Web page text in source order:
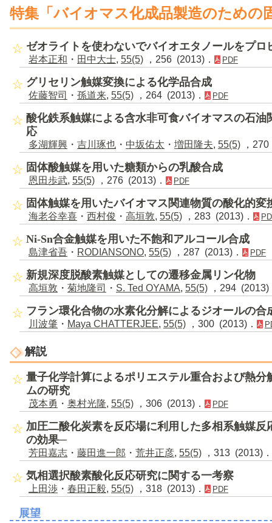
特集「バイオマス化成品製造のための
ゼオライトを使わないでバイオエタノールをプロ
岩本正和 ・ 田中大士, 55(5) ，256 (2013)． PDF
グリセリン触媒変換による化学品合成
佐藤智司 ・ 孫道来, 55(5) ，264 (2013)． PDF
酸化鉄系触媒による含水非可食バイオマスの石油
応
多湖輝興 ・ 吉川琢也 ・ 中坂佑太 ・ 増田隆夫, 55(5) ，
固体酸触媒を用いた糖類からの乳酸合成
恩田歩武, 55(5) ，276 (2013)． PDF
固体触媒を用いたバイオマス関連物質の酸化的変
海老谷幸喜 ・ 西村俊 ・ 高垣敦, 55(5) ，283 (2013)．
Ni-Sn合金触媒を用いた不飽和アルコール合成
島津省吾 ・ RODIANSONO, 55(5) ，287 (2013)． PDF
新規深度脱酸素触媒としての遷移金属リン化物
高垣敦 ・ 菊地隆司 ・ S. Ted OYAMA, 55(5) ，294 (2013)
フラン環化合物の水素化分解によるジオールの合
川波肇 ・ Maya CHATTERJEE, 55(5) ，300 (2013)．
解説
量子化学計算によるポリエステル重合および熱分
ムの研究
茂本勇 ・ 奥村光隆, 55(5) ，306 (2013)． PDF
加圧二酸化炭素を反応場に利用した多相系触媒
の効果─
芳田嘉志 ・ 藤田進一郎 ・ 荒井正彦, 55(5) ，313 (2013)．
気相選択酸素酸化反応研究に関する一考察
上田渉 ・ 春田正毅, 55(5) ，318 (2013)． PDF
展望